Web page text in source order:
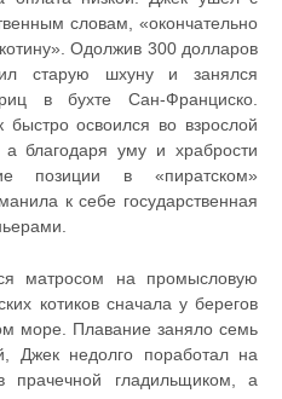
словам, «окончательно
Одолжив 300 долларов
старую шхуну и занялся
в бухте Сан-Франциско.
быстро освоился во взрослой
а благодаря уму и храбрости
позиции в «пиратском»
к себе государственная
матросом на промысловую
котиков сначала у берегов
море. Плавание заняло семь
Джек недолго поработал на
прачечной гладильщиком, а